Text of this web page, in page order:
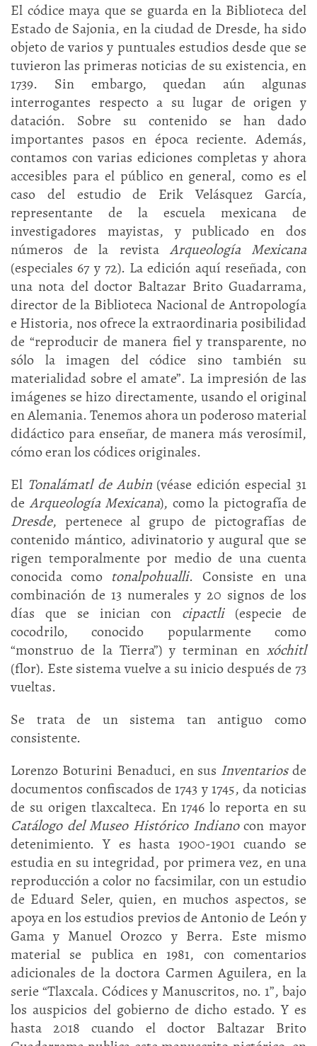
El códice maya que se guarda en la Biblioteca del
Estado de Sajonia, en la ciudad de Dresde, ha sido
objeto de varios y puntuales estudios desde que se
tuvieron las primeras noticias de su existencia, en
1739. Sin embargo, quedan aún algunas
interrogantes respecto a su lugar de origen y
datación. Sobre su contenido se han dado
importantes pasos en época reciente. Además,
contamos con varias ediciones completas y ahora
accesibles para el público en general, como es el
caso del estudio de Erik Velásquez García,
representante de la escuela mexicana de
investigadores mayistas, y publicado en dos
números de la revista Arqueología Mexicana
(especiales 67 y 72). La edición aquí reseñada, con
una nota del doctor Baltazar Brito Guadarrama,
director de la Biblioteca Nacional de Antropología
e Historia, nos ofrece la extraordinaria posibilidad
de “reproducir de manera fiel y transparente, no
sólo la imagen del códice sino también su
materialidad sobre el amate”. La impresión de las
imágenes se hizo directamente, usando el original
en Alemania. Tenemos ahora un poderoso material
didáctico para enseñar, de manera más verosímil,
cómo eran los códices originales.
El Tonalámatl de Aubin (véase edición especial 31
de Arqueología Mexicana), como la pictografía de
Dresde, pertenece al grupo de pictografías de
contenido mántico, adivinatorio y augural que se
rigen temporalmente por medio de una cuenta
conocida como tonalpohualli. Consiste en una
combinación de 13 numerales y 20 signos de los
días que se inician con cipactli (especie de
cocodrilo, conocido popularmente como
“monstruo de la Tierra”) y terminan en xóchitl
(flor). Este sistema vuelve a su inicio después de 73
vueltas.
Se trata de un sistema tan antiguo como
consistente.
Lorenzo Boturini Benaduci, en sus Inventariosde
documentos confiscados de 1743 y 1745, da noticias
de su origen tlaxcalteca. En 1746 lo reporta en su
Catálogo del Museo Histórico Indianocon mayor
detenimiento. Y es hasta 1900-1901 cuando se
estudia en su integridad, por primera vez, en una
reproducción a color no facsimilar, con un estudio
de Eduard Seler, quien, en muchos aspectos, se
apoya en los estudios previos de Antonio de León y
Gama y Manuel Orozco y Berra. Este mismo
material se publica en 1981, con comentarios
adicionales de la doctora Carmen Aguilera, en la
serie “Tlaxcala. Códices y Manuscritos, no. 1”, bajo
los auspicios del gobierno de dicho estado. Y es
hasta 2018 cuando el doctor Baltazar Brito